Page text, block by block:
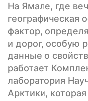
На Ямале, где
географическая
фактор,
и дорог, особую
данные о
работает
лаборатория
Арктики,